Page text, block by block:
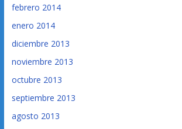
febrero 2014
enero 2014
diciembre 2013
noviembre 2013
octubre 2013
septiembre 2013
agosto 2013